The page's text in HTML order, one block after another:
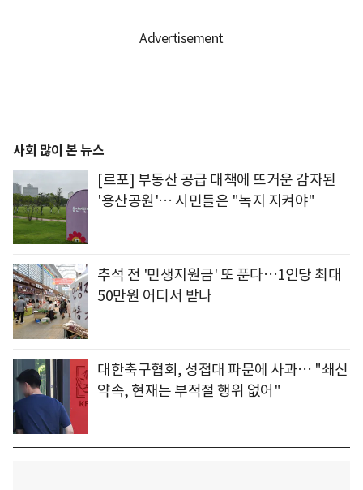
사회 많이 본 뉴스
[르포] 부동산 공급 대책에 뜨거운 감자된
'용산공원'… 시민들은 "녹지 지켜야"
추석 전 '민생지원금' 또 푼다…1인당 최대
50만원 어디서 받나
대한축구협회, 성접대 파문에 사과… "쇄신
약속, 현재는 부적절 행위 없어"